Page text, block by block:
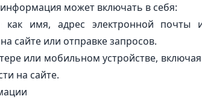
может включать в себя:
как имя, адрес электронной почты
сайте или отправке запросов.
или мобильном устройстве, включая
на сайте.